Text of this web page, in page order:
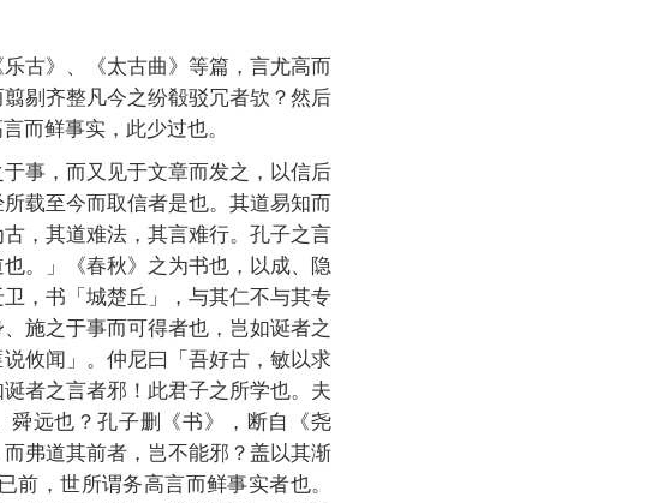
古》、《太古曲》等篇，言尤高而
剔齐整凡今之纷殽驳冗者欤？然后
而鲜事实，此少过也。
事，而又见于文章而发之，以信后
载至今而取信者是也。其道易知而
，其道难法，其言难行。孔子之言
。」《春秋》之为书也，以成、隐
，书「城楚丘」，与其仁不与其专
施之于事而可得者也，岂如诞者之
攸闻」。仲尼曰「吾好古，敏以求
者之言者邪！此君子之所学也。夫
舜远也？孔子删《书》，断自《尧
弗道其前者，岂不能邪？盖以其渐
，世所谓务高言而鲜事实者也。